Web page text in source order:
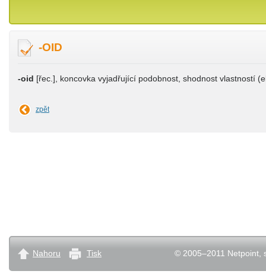
-OID
-oid [řec.], koncovka vyjadřující podobnost, shodnost vlastností
zpět
© 2005–2011 Netpoint,
Nahoru Tisk